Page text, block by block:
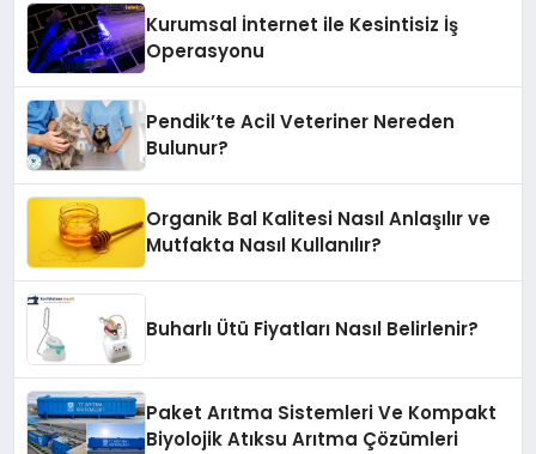
Kurumsal İnternet ile Kesintisiz İş
Operasyonu
Pendik’te Acil Veteriner Nereden
Bulunur?
Organik Bal Kalitesi Nasıl Anlaşılır ve
Mutfakta Nasıl Kullanılır?
Buharlı Ütü Fiyatları Nasıl Belirlenir?
Paket Arıtma Sistemleri Ve Kompakt
Biyolojik Atıksu Arıtma Çözümleri